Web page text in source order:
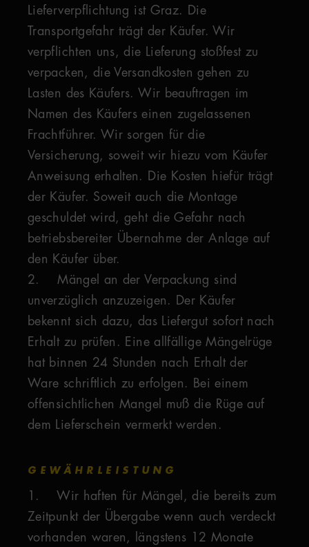
Lieferverpflichtung ist Graz. Die
Transportgefahr trägt der Käufer. Wir
verpflichten uns, die Lieferung stoßfest zu
verpacken, die Versandkosten gehen zu
Lasten des Käufers. Wir beauftragen im
Namen des Käufers einen zugelassenen
Frachtführer. Wir sorgen für die
Versicherung, soweit wir hiezu vom Käufer
Anweisung erhalten. Die Kosten hiefür trägt
der Käufer. Soweit auch die Montage
geschuldet wird, geht die Gefahr nach
betriebsbereiter Übernahme der Anlage auf
den Käufer über.
2. Mängel an der Verpackung sind
unverzüglich anzuzeigen. Der Käufer
bekennt sich dazu, das Liefergut sofort nach
Erhalt zu prüfen. Eine allfällige Mängelrüge
hat binnen 24 Stunden nach Erhalt der
Ware schriftlich zu erfolgen. Bei einem
offensichtlichen Mangel muß die Rüge auf
dem Lieferschein vermerkt werden.
GEWÄHRLEISTUNG
1. Wir haften für Mängel, die bereits zum
Zeitpunkt der Übergabe wenn auch verdeckt
vorhanden waren, längstens 12 Monate